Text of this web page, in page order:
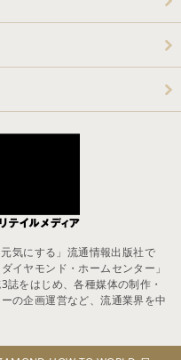
気にする」流通情報出版社で
イヤモンド・ホームセンター」
誌をはじめ、各種媒体の制作・
の企画運営など、流通業界を中